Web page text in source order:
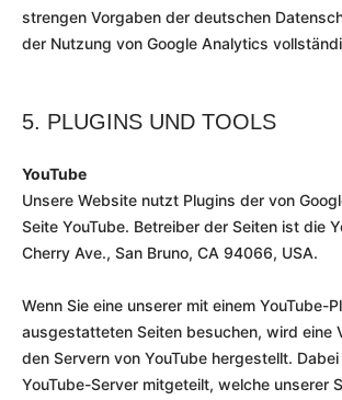
strengen Vorgaben der deutschen
der Nutzung von Google Analytics
5. PLUGINS UND TOOLS
YouTube
Unsere Website nutzt Plugins der von
Seite YouTube. Betreiber der Seiten ist die
Cherry Ave., San Bruno, CA 94066, USA.
Wenn Sie eine unserer mit einem YouTube-
ausgestatteten Seiten besuchen, wird eine
den Servern von YouTube hergestellt.
YouTube-Server mitgeteilt, welche unserer